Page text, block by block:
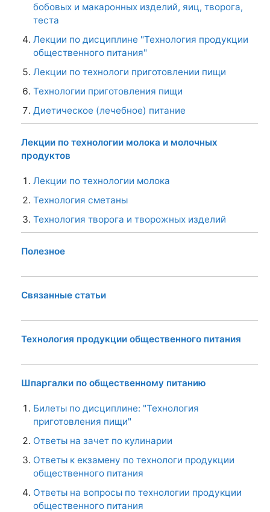
бобовых и макаронных изделий, яиц, творога,
теста
Лекции по дисциплине "Технология продукции
общественного питания"
Лекции по технологи приготовлении пищи
Технологии приготовления пищи
Диетическое (лечебное) питание
Лекции по технологии молока и молочных
продуктов
Лекции по технологии молока
Технология сметаны
Технология творога и творожных изделий
Полезное
Связанные статьи
Технология продукции общественного питания
Шпаргалки по общественному питанию
Билеты по дисциплине: "Технология
приготовления пищи"
Ответы на зачет по кулинарии
Ответы к екзамену по технологи продукции
общественного питания
Ответы на вопросы по технологии продукции
общественного питания